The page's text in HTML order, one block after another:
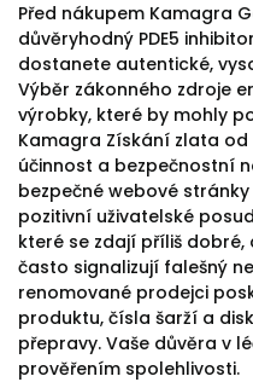
Před nákupem Kamagra
důvěryhodný PDE5
dostanete autentické,
Výběr zákonného zdroje
výrobky, které by mohly
Kamagra Získání zlata
účinnost a bezpečnostní
bezpečné webové
pozitivní uživatelské
které se zdají příliš
často signalizují falešný
renomované prodejci
produktu, čísla šarží a
přepravy. Vaše důvěra v
prověřením spolehlivosti.